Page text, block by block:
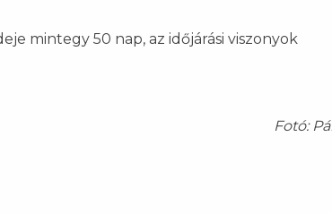
mintegy 50 nap, az időjárási viszonyok
Fotó: